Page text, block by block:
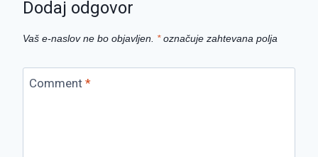
Dodaj odgovor
Vaš e-naslov ne bo objavljen. *označuje zahtevana polja
Comment *